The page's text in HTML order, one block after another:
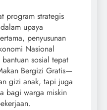
program strategis
upaya
penyusunan
Nasional
bantuan sosial tepat
Bergizi Gratis—
gizi anak, tapi juga
bagi warga miskin